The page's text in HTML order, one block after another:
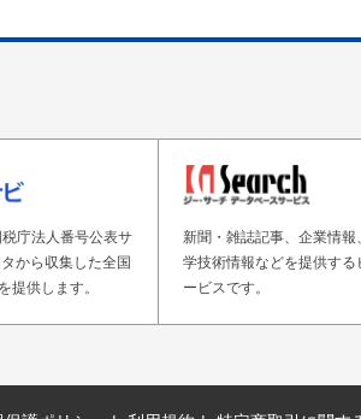
庁法人番号公表サ
から収集した全国
提供します。
新聞・雑誌記事、企業情
学技術情報などを提供する
ービスです。